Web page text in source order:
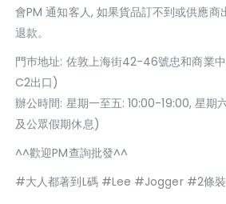
會PM 通知客人, 如果貨品訂不到或供應商
退款。
門巿地址: 佐敦上海街42-46號忠和商業
C2出口)
辦公時間: 星期一至五: 10:00-19:00, 星期
及公眾假期休息)
^^歡迎PM查詢批發^^
#大人都著到L碼 #Lee #Jogger #2條